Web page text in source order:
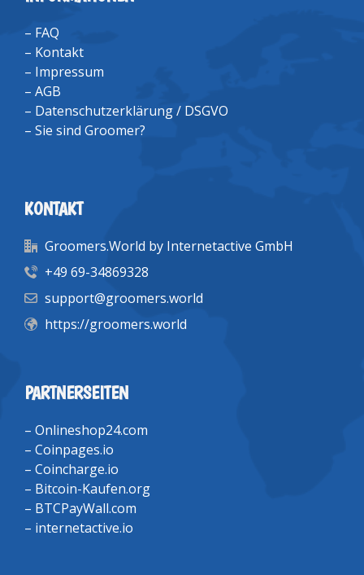
– FAQ
– Kontakt
– Impressum
– AGB
– Datenschutzerklärung / DSGVO
– Sie sind Groomer?
KONTAKT
Groomers.World by Internetactive GmbH
+49 69-34869328
support@groomers.world
https://groomers.world
PARTNERSEITEN
– Onlineshop24.com
– Coinpages.io
– Coincharge.io
– Bitcoin-Kaufen.org
– BTCPayWall.com
– internetactive.io